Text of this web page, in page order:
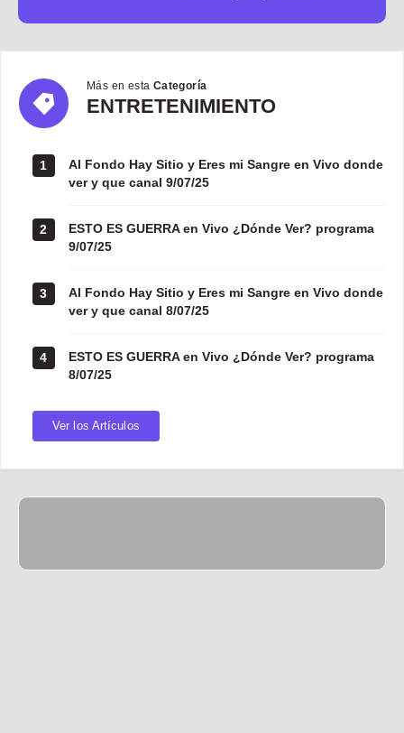
Más en esta Categoría
ENTRETENIMIENTO
ENTRETENIMIENTO
1
Al Fondo Hay Sitio y Eres mi Sangre en Vivo donde
ver y que canal 9/07/25
2
ESTO ES GUERRA en Vivo ¿Dónde Ver? programa
9/07/25
3
Al Fondo Hay Sitio y Eres mi Sangre en Vivo donde
ver y que canal 8/07/25
4
ESTO ES GUERRA en Vivo ¿Dónde Ver? programa
8/07/25
Ver los Artículos